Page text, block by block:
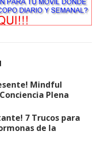
Mindful
Plena
7 Trucos para
de la